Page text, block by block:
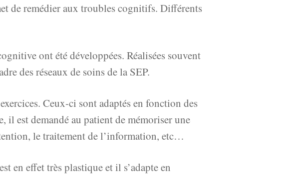
de remédier aux troubles cognitifs. Différents
ont été développées. Réalisées souvent
des réseaux de soins de la SEP.
Ceux-ci sont adaptés en fonction des
est demandé au patient de mémoriser une
le traitement de l’information, etc…
en effet très plastique et il s’adapte en